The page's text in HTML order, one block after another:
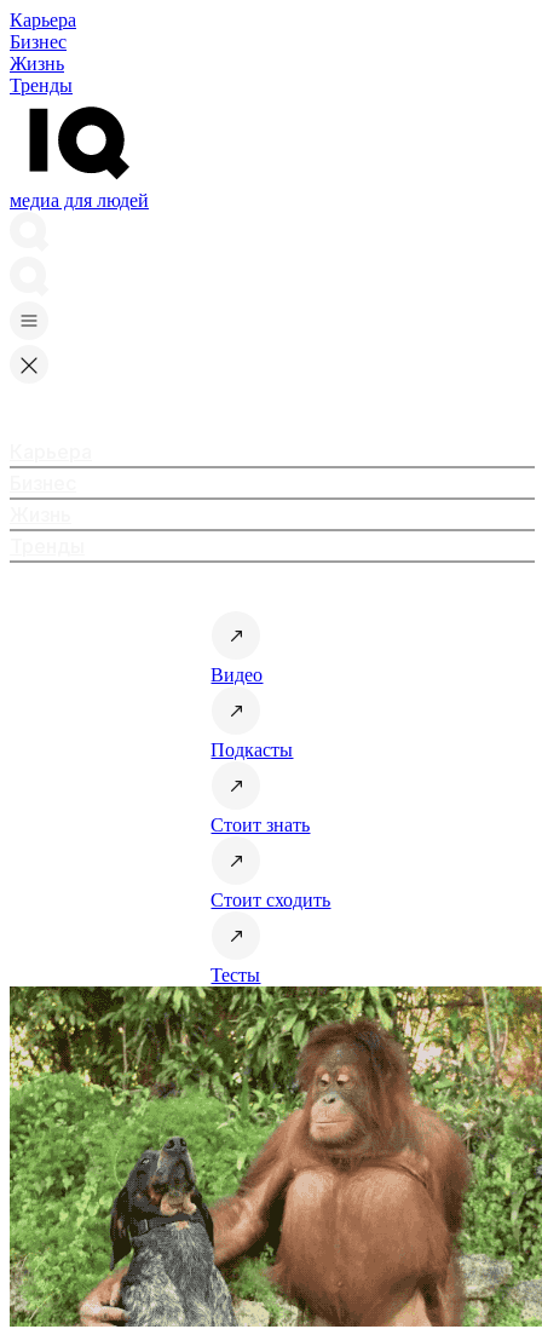
Карьера
Бизнес
Жизнь
Тренды
медиа для людей
Видео
Подкасты
Стоит знать
Стоит сходить
Тесты